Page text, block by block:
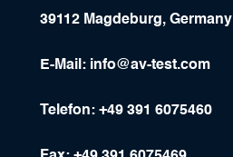
39112 Magdeburg, Germany
E-Mail: info@av-test.com
Telefon: +49 391 6075460